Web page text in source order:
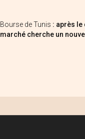
Bourse de Tunis : après
marché cherche un